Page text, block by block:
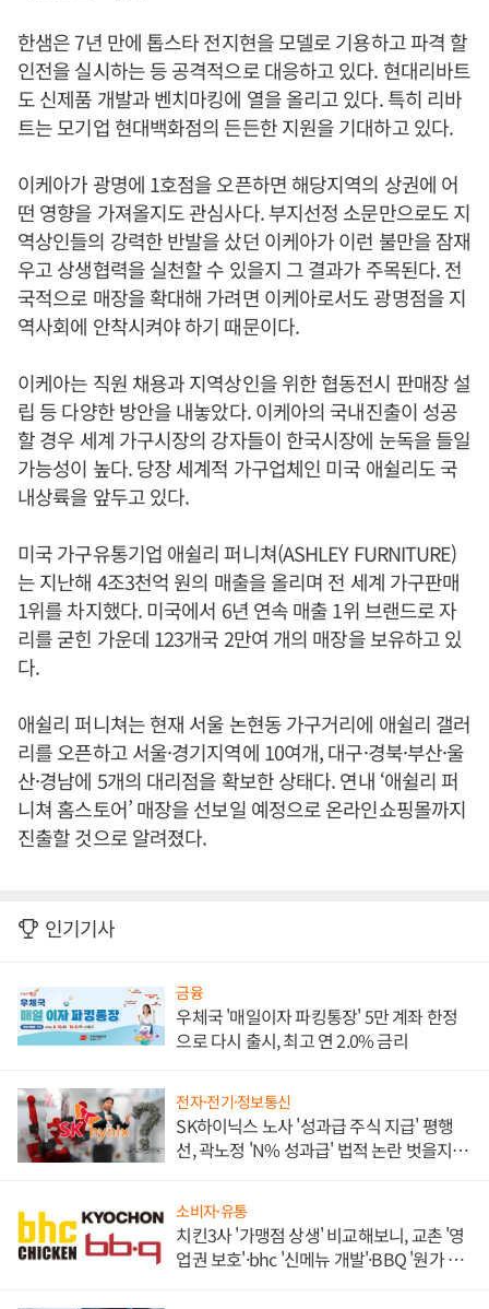
한샘은 7년 만에 톱스타 전지현을 모델로 기용하고 파격 할
인전을 실시하는 등 공격적으로 대응하고 있다. 현대리바트
도 신제품 개발과 벤치마킹에 열을 올리고 있다. 특히 리바
트는 모기업 현대백화점의 든든한 지원을 기대하고 있다.
이케아가 광명에 1호점을 오픈하면 해당지역의 상권에 어
떤 영향을 가져올지도 관심사다. 부지선정 소문만으로도 지
역상인들의 강력한 반발을 샀던 이케아가 이런 불만을 잠재
우고 상생협력을 실천할 수 있을지 그 결과가 주목된다. 전
국적으로 매장을 확대해 가려면 이케아로서도 광명점을 지
역사회에 안착시켜야 하기 때문이다.
이케아는 직원 채용과 지역상인을 위한 협동전시 판매장 설
립 등 다양한 방안을 내놓았다. 이케아의 국내진출이 성공
할 경우 세계 가구시장의 강자들이 한국시장에 눈독을 들일
가능성이 높다. 당장 세계적 가구업체인 미국 애쉴리도 국
내상륙을 앞두고 있다.
미국 가구유통기업 애쉴리 퍼니쳐(ASHLEY FURNITURE)
는 지난해 4조3천억 원의 매출을 올리며 전 세계 가구판매
1위를 차지했다. 미국에서 6년 연속 매출 1위 브랜드로 자
리를 굳힌 가운데 123개국 2만여 개의 매장을 보유하고 있
다.
애쉴리 퍼니쳐는 현재 서울 논현동 가구거리에 애쉴리 갤러
리를 오픈하고 서울·경기지역에 10여개, 대구·경북·부산·울
산·경남에 5개의 대리점을 확보한 상태다. 연내 ‘애쉴리 퍼
니쳐 홈스토어’ 매장을 선보일 예정으로 온라인쇼핑몰까지
진출할 것으로 알려졌다.
인기기사
금융
우체국 '매일이자 파킹통장' 5만 계좌 한정
으로 다시 출시, 최고 연 2.0% 금리
전자·전기·정보통신
SK하이닉스 노사 '성과급 주식 지급' 평행
선, 곽노정 'N% 성과급' 법적 논란 벗을지 주
소비자·유통
치킨3사 '가맹점 상생' 비교해보니, 교촌 '영
업권 보호'·bhc '신메뉴 개발'·BBQ '원가 부